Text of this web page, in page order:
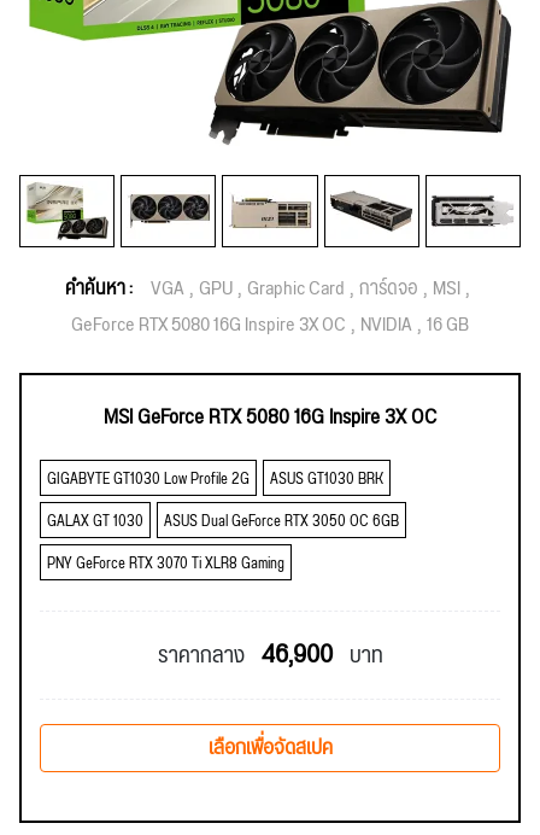
คำค้นหา : VGA GPU Graphic Card การ์ดจอ MSI
GeForce RTX 5080 16G Inspire 3X OC NVIDIA 16 GB
MSI GeForce RTX 5080 16G Inspire 3X OC
GIGABYTE GT1030 Low Profile 2G
ASUS GT1030 BRK
GALAX GT 1030
ASUS Dual GeForce RTX 3050 OC 6GB
PNY GeForce RTX 3070 Ti XLR8 Gaming
ราคากลาง 46,900 บาท
เลือกเพื่อจัดสเปค